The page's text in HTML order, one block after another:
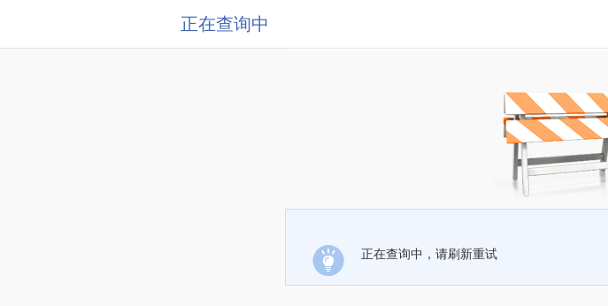
正在查询中
正在查询中，请刷新重试